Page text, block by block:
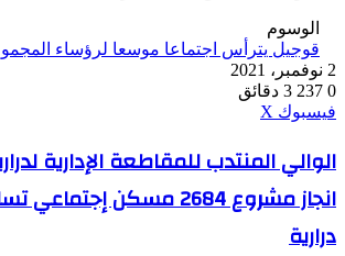
الوسوم
قوجيل يترأس اجتماعا موسعا لرؤساء
2 نوفمبر، 2021
0
3 دقائق
فيسبوك ‫X
الوالي
المنتدب
للمقاطعة
الإدارية
لدرارية
الوالي المنتدب للمقاطعة الإدارية
انجاز مشروع 2684 مسكن
درارية